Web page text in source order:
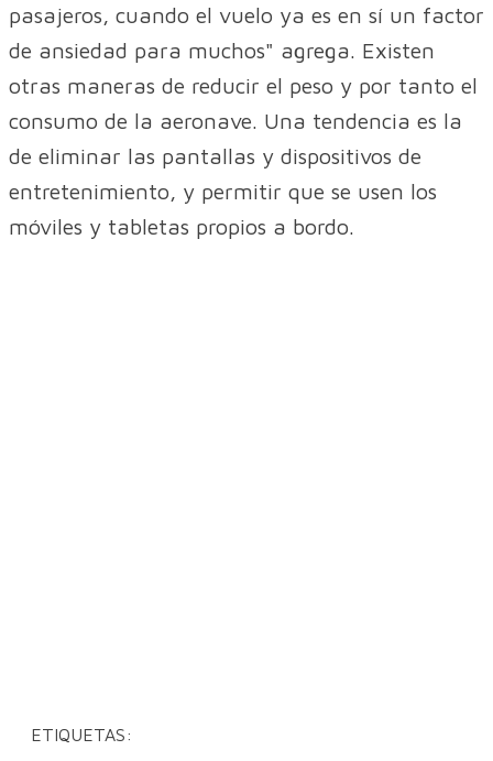
pasajeros, cuando el vuelo ya es en sí un factor
de ansiedad para muchos" agrega. Existen
otras maneras de reducir el peso y por tanto el
consumo de la aeronave. Una tendencia es la
de eliminar las pantallas y dispositivos de
entretenimiento, y permitir que se usen los
móviles y tabletas propios a bordo.
ETIQUETAS: